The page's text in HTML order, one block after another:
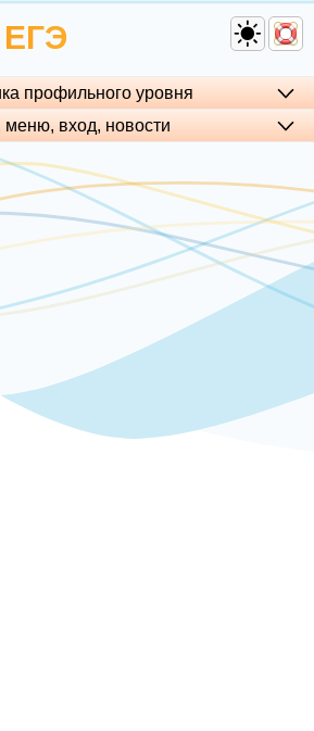
ЕГЭ
профильного уровня
вход, но­во­сти